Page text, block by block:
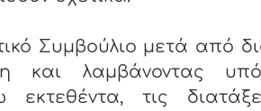
Συμβούλιο μετά από
και λαμβάνοντας
εκτεθέντα, τις